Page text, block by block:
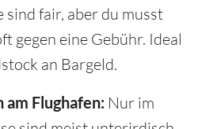
fair, aber du musst
gegen eine Gebühr. Ideal
an Bargeld.
Flughafen: Nur im